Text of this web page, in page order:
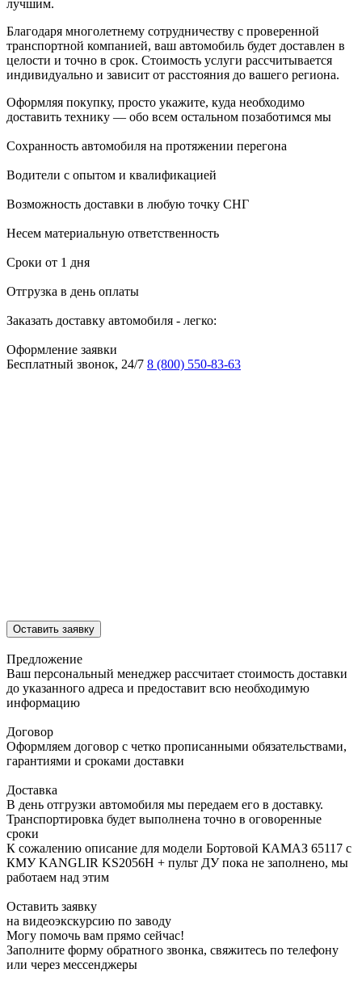
лучшим.
Благодаря многолетнему сотрудничеству с проверенной
транспортной компанией, ваш автомобиль будет доставлен в
целости и точно в срок. Стоимость услуги рассчитывается
индивидуально и зависит от расстояния до вашего региона.
Оформляя покупку, просто укажите, куда необходимо
доставить технику — обо всем остальном позаботимся мы
Сохранность автомобиля на протяжении перегона
Водители с опытом и квалификацией
Возможность доставки в любую точку СНГ
Несем материальную ответственность
Сроки от 1 дня
Отгрузка в день оплаты
Заказать доставку автомобиля - легко:
Оформление заявки
Бесплатный звонок, 24/7 8 (800) 550-83-63
Оставить заявку
Предложение
Ваш персональный менеджер рассчитает стоимость доставки
до указанного адреса и предоставит всю необходимую
информацию
Договор
Оформляем договор с четко прописанными обязательствами,
гарантиями и сроками доставки
Доставка
В день отгрузки автомобиля мы передаем его в доставку.
Транспортировка будет выполнена точно в оговоренные
сроки
К сожалению описание для модели Бортовой КАМАЗ 65117 с
КМУ KANGLIR KS2056H + пульт ДУ пока не заполнено, мы
работаем над этим
Оставить заявку
на видеоэкскурсию по заводу
Могу помочь вам прямо сейчас!
Заполните форму обратного звонка, свяжитесь по телефону
или через мессенджеры